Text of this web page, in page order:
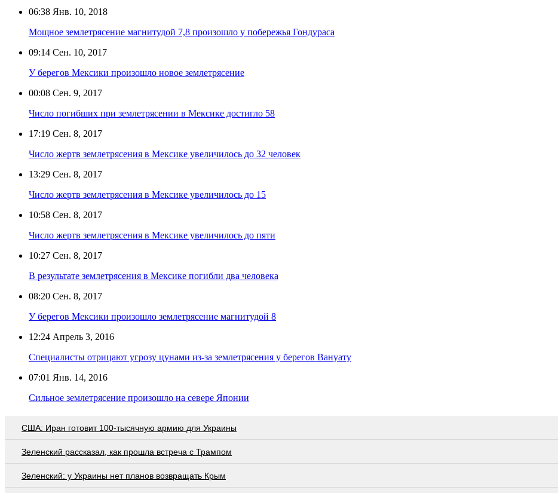
06:38 Янв. 10, 2018
Мощное землетрясение магнитудой 7,8 произошло у побережья Гондураса
09:14 Сен. 10, 2017
У берегов Мексики произошло новое землетрясение
00:08 Сен. 9, 2017
Число погибших при землетрясении в Мексике достигло 58
17:19 Сен. 8, 2017
Число жертв землетрясения в Мексике увеличилось до 32 человек
13:29 Сен. 8, 2017
Число жертв землетрясения в Мексике увеличилось до 15
10:58 Сен. 8, 2017
Число жертв землетрясения в Мексике увеличилось до пяти
10:27 Сен. 8, 2017
В результате землетрясения в Мексике погибли два человека
08:20 Сен. 8, 2017
У берегов Мексики произошло землетрясение магнитудой 8
12:24 Апрель 3, 2016
Специалисты отрицают угрозу цунами из-за землетрясения у берегов Вануату
07:01 Янв. 14, 2016
Сильное землетрясение произошло на севере Японии
США: Иран готовит 100-тысячную армию для Украины
Зеленский рассказал, как прошла встреча с Трампом
Зеленский: у Украины нет планов возвращать Крым